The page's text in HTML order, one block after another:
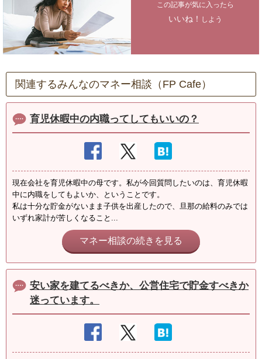
この記事が気に入ったら
いいね！ しよう
関連するみんなのマネー相談（FP Cafe）
育児休暇中の内職ってしてもいいの？
現在会社を育児休暇中の母です。私が今回質問したいのは、育児休暇
中に内職をしてもよいか、ということです。
私は十分な貯金がないまま子供を出産したので、旦那の給料のみでは
いずれ家計が苦しくなること...
マネー相談の続きを見る
安い家を建てるべきか、公営住宅で貯金すべきか
迷っています。